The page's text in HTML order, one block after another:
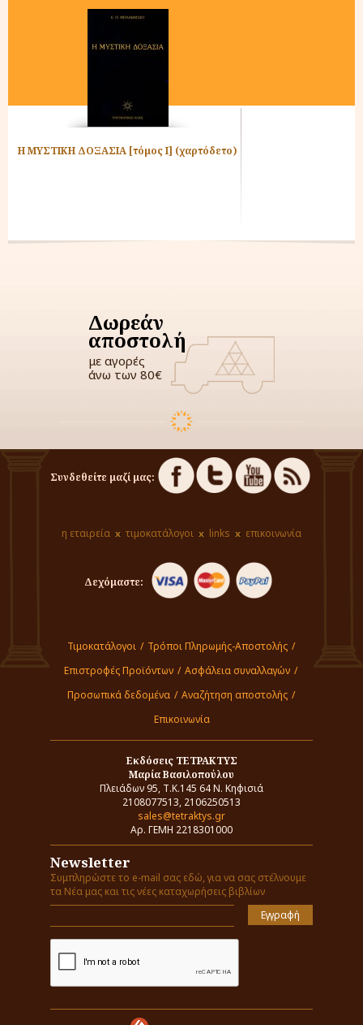
Η ΜΥΣΤΙΚΗ ΔΟΞΑΣΙΑ [τόμος Ι] (χαρτόδετο)
Δωρεάν
αποστολή
με αγορές
άνω των 80€
Συνδεθείτε μαζί μας:
η εταιρεία τιμοκατάλογοι links επικοινωνία
Δεχόμαστε:
Τιμοκατάλογοι / Τρόποι Πληρωμής-Αποστολής /
Επιστροφές Προϊόντων / Ασφάλεια συναλλαγών /
Προσωπικά δεδομένα / Αναζήτηση αποστολής /
Επικοινωνία
Εκδόσεις ΤΕΤΡΑΚΤΥΣ
Μαρία Βασιλοπούλου
Πλειάδων 95, Τ.Κ.145 64 Ν. Κηφισιά
2108077513, 2106250513
sales@tetraktys.gr
Αρ. ΓΕΜΗ 2218301000
Newsletter
Συμπληρώστε το e-mail σας εδώ, για να σας στέλνουμε
τα Νέα μας και τις νέες καταχωρήσεις βιβλίων